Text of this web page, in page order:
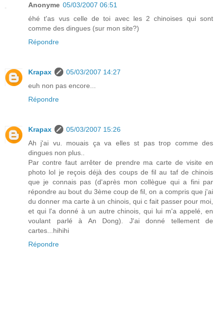
Anonyme 05/03/2007 06:51
éhé t'as vus celle de toi avec les 2 chinoises qui sont
comme des dingues (sur mon site?)
Répondre
Krapax
05/03/2007 14:27
euh non pas encore...
Répondre
Krapax
05/03/2007 15:26
Ah j'ai vu. mouais ça va elles st pas trop comme des
dingues non plus..
Par contre faut arrêter de prendre ma carte de visite en
photo lol je reçois déjà des coups de fil au taf de chinois
que je connais pas (d'après mon collègue qui a fini par
répondre au bout du 3ème coup de fil, on a compris que j'ai
du donner ma carte à un chinois, qui c fait passer pour moi,
et qui l'a donné à un autre chinois, qui lui m'a appelé, en
voulant parlé à An Dong). J'ai donné tellement de
cartes...hihihi
Répondre